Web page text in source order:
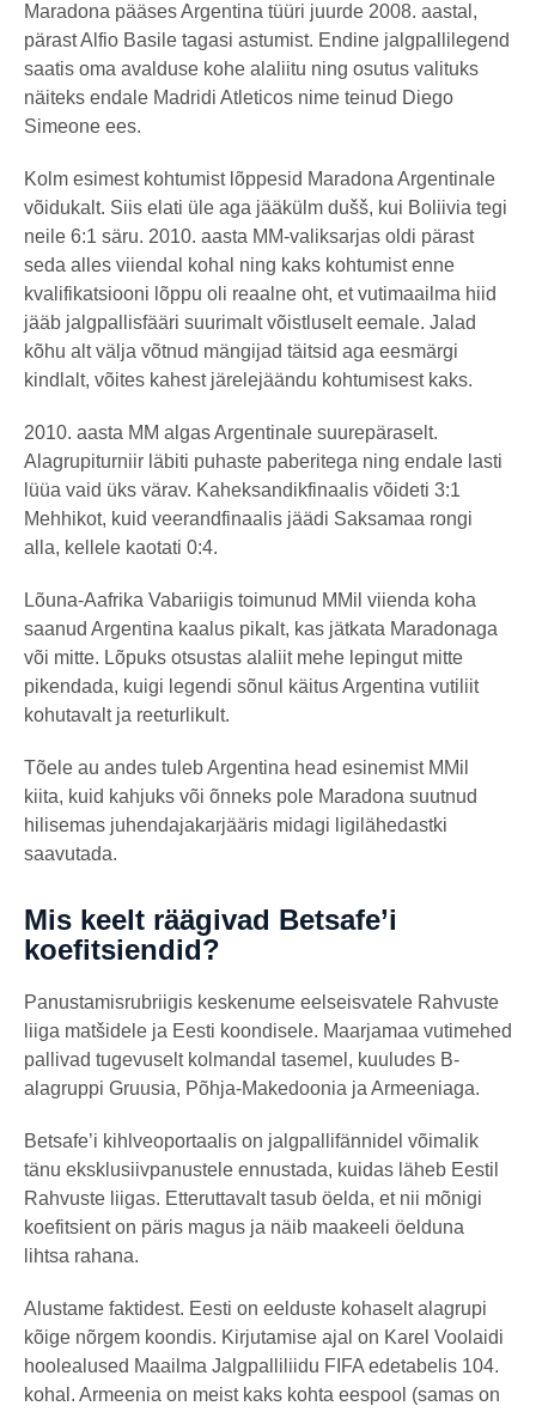
Maradona pääses Argentina tüüri juurde 2008. aastal,
pärast Alfio Basile tagasi astumist. Endine jalgpallilegend
saatis oma avalduse kohe alaliitu ning osutus valituks
näiteks endale Madridi Atleticos nime teinud Diego
Simeone ees.
Kolm esimest kohtumist lõppesid Maradona Argentinale
võidukalt. Siis elati üle aga jääkülm dušš, kui Boliivia tegi
neile 6:1 säru. 2010. aasta MM-valiksarjas oldi pärast
seda alles viiendal kohal ning kaks kohtumist enne
kvalifikatsiooni lõppu oli reaalne oht, et vutimaailma hiid
jääb jalgpallisfääri suurimalt võistluselt eemale. Jalad
kõhu alt välja võtnud mängijad täitsid aga eesmärgi
kindlalt, võites kahest järelejäändu kohtumisest kaks.
2010. aasta MM algas Argentinale suurepäraselt.
Alagrupiturniir läbiti puhaste paberitega ning endale lasti
lüüa vaid üks värav. Kaheksandikfinaalis võideti 3:1
Mehhikot, kuid veerandfinaalis jäädi Saksamaa rongi
alla, kellele kaotati 0:4.
Lõuna-Aafrika Vabariigis toimunud MMil viienda koha
saanud Argentina kaalus pikalt, kas jätkata Maradonaga
või mitte. Lõpuks otsustas alaliit mehe lepingut mitte
pikendada, kuigi legendi sõnul käitus Argentina vutiliit
kohutavalt ja reeturlikult.
Tõele au andes tuleb Argentina head esinemist MMil
kiita, kuid kahjuks või õnneks pole Maradona suutnud
hilisemas juhendajakarjääris midagi ligilähedastki
saavutada.
Mis keelt räägivad Betsafe’i
koefitsiendid?
Panustamisrubriigis keskenume eelseisvatele Rahvuste
liiga matšidele ja Eesti koondisele. Maarjamaa vutimehed
pallivad tugevuselt kolmandal tasemel, kuuludes B-
alagruppi Gruusia, Põhja-Makedoonia ja Armeeniaga.
Betsafe’i kihlveoportaalis on jalgpallifännidel võimalik
tänu eksklusiivpanustele ennustada, kuidas läheb Eestil
Rahvuste liigas. Etteruttavalt tasub öelda, et nii mõnigi
koefitsient on päris magus ja näib maakeeli öelduna
lihtsa rahana.
Alustame faktidest. Eesti on eelduste kohaselt alagrupi
kõige nõrgem koondis. Kirjutamise ajal on Karel Voolaidi
hoolealused Maailma Jalgpalliliidu FIFA edetabelis 104.
kohal. Armeenia on meist kaks kohta eespool (samas on